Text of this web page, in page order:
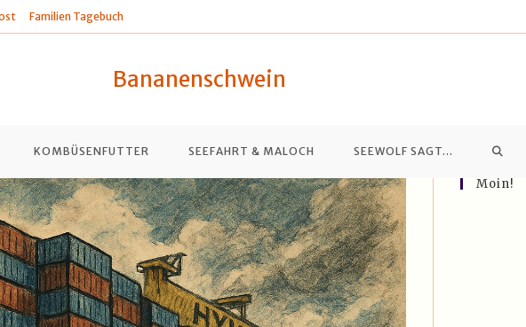
Familien Tagebuch
Bananenschwein
KOMBÜSENFUTTER SEEFAHRT & MALOCH SEEWOLF SAGT…
Moin!